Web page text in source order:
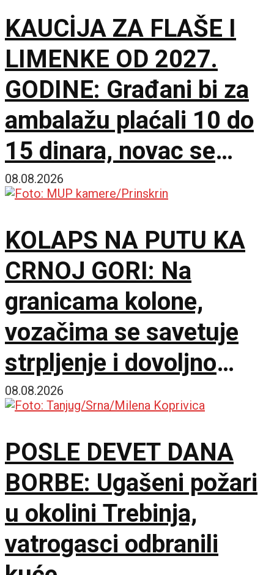
KAUCİJA ZA FLAŠE I
LIMENKE OD 2027.
GODINE: Građani bi za
ambalažu plaćali 10 do
15 dinara, novac se
vraća nakon povratka
08.08.2026
KOLAPS NA PUTU KA
CRNOJ GORI: Na
granicama kolone,
vozačima se savetuje
strpljenje i dovoljno
vode
08.08.2026
POSLE DEVET DANA
BORBE: Ugašeni požari
u okolini Trebinja,
vatrogasci odbranili